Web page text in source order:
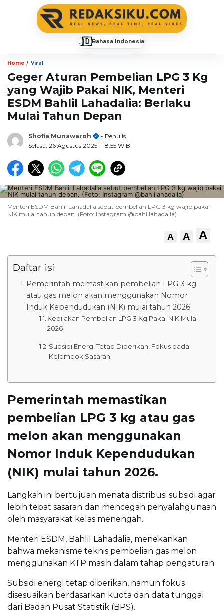
🇮🇩Bahasa Indonesia
Home / Viral
Geger Aturan Pembelian LPG 3 Kg
yang Wajib Pakai NIK, Menteri
ESDM Bahlil Lahadalia: Berlaku
Mulai Tahun Depan
Shofia Munawaroh
- Penulis
Selasa, 26 Agustus 2025 - 18:55 WIB
Menteri ESDM Bahlil Lahadalia sebut pembelian LPG 3 kg wajib pakai
NIK mulai tahun depan. (Foto: Instagram @bahlilahadalia)
A A A
Daftar isi
Pemerintah memastikan pembelian LPG 3 kg
atau gas melon akan menggunakan Nomor
Induk Kependudukan (NIK) mulai tahun 2026.
Kebijakan Pembelian LPG 3 Kg Pakai NIK Mulai
2026
Subsidi Energi Tetap Diberikan, Fokus pada
Kelompok Sasaran
Pemerintah memastikan
pembelian LPG 3 kg atau gas
melon akan menggunakan
Nomor Induk Kependudukan
(NIK) mulai tahun 2026.
Langkah ini bertujuan menata distribusi subsidi agar
lebih tepat sasaran dan mencegah penyalahgunaan
oleh masyarakat kelas menengah.
Menteri ESDM, Bahlil Lahadalia, menekankan
bahwa mekanisme teknis pembelian gas melon
menggunakan KTP masih dalam tahap pengaturan.
Subsidi energi tetap diberikan, namun fokus
disesuaikan berdasarkan kuota dan data tunggal
dari Badan Pusat Statistik (BPS).